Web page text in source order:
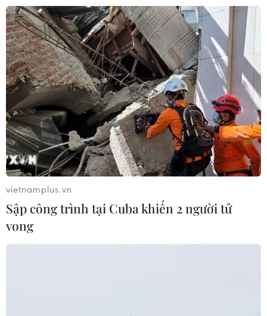
Tổng Biên tập: TRẦN TIẾN DUẨN
Phó Tổng Biên tập: NGUYỄN THỊ TÁM, KHÚC THANH
THỦY
Sở hữu trí tuệ
Quy định sử dụng
RSS
Hỗ trợ
Ngôn ngữ
TTXVN
Dịch vụ tin
Quảng cáo
Liên hệ
Giấy phép số: 1374/GP-BTTTT do Bộ Thông tin và Truyền thông
vietnamplus.vn
Sập công trình tại Cuba khiến 2 người tử
vong